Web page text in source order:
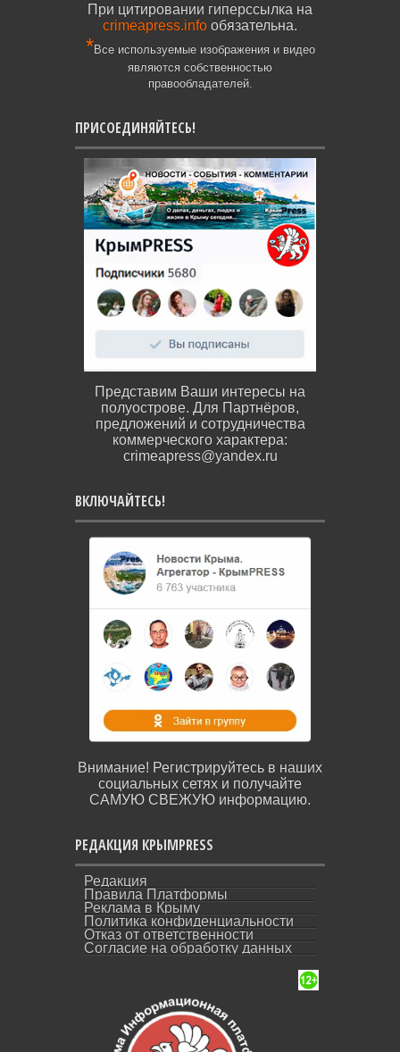
При цитировании гиперссылка на
crimeapress.info обязательна.
*Все используемые изображения и видео
являются собственностью
правообладателей.
ПРИСОЕДИНЯЙТЕСЬ!
Представим Ваши интересы на
полуострове. Для Партнёров,
предложений и сотрудничества
коммерческого характера:
crimeapress@yandex.ru
ВКЛЮЧАЙТЕСЬ!
Внимание! Регистрируйтесь в наших
социальных сетях и получайте
САМУЮ СВЕЖУЮ информацию.
РЕДАКЦИЯ КРЫМPRESS
Редакция
Правила Платформы
Реклама в Крыму
Политика конфиденциальности
Отказ от ответственности
Согласие на обработку данных